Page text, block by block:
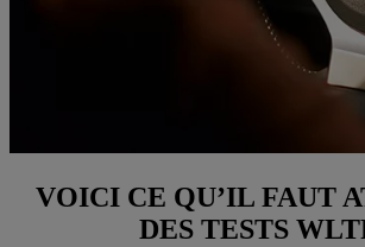
VOICI CE QU’IL FAUT
DES TESTS